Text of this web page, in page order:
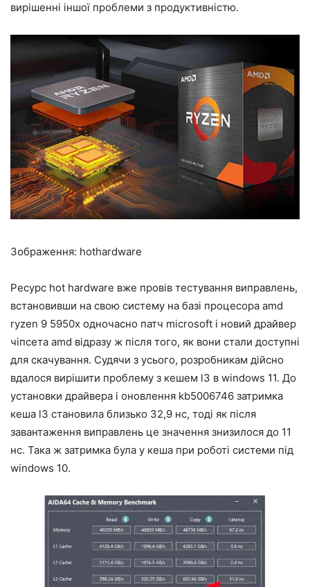
вирішенні іншої проблеми з продуктивністю.
Зображення: hothardware
Ресурс hot hardware вже провів тестування виправлень,
встановивши на свою систему на базі процесора amd
ryzen 9 5950x одночасно патч microsoft і новий драйвер
чіпсета amd відразу ж після того, як вони стали доступні
для скачування. Судячи з усього, розробникам дійсно
вдалося вирішити проблему з кешем l3 в windows 11. До
установки драйвера і оновлення kb5006746 затримка
кеша l3 становила близько 32,9 нс, тоді як після
завантаження виправлень це значення знизилося до 11
нс. Така ж затримка була у кеша при роботі системи під
windows 10.